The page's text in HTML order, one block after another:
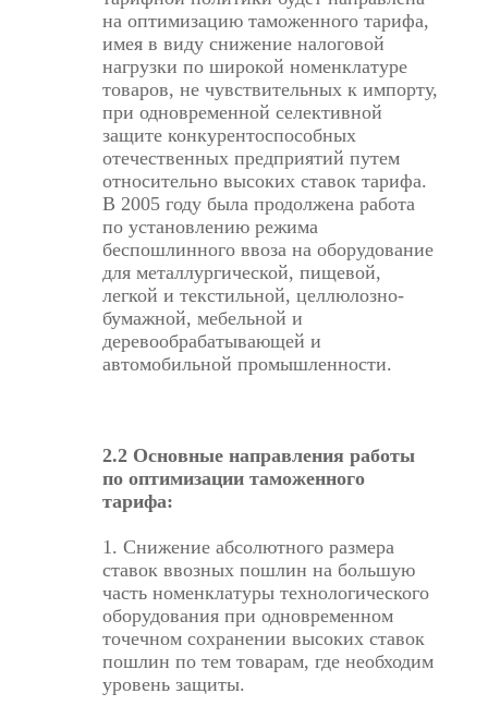
на оптимизацию таможенного тарифа,
имея в виду снижение налоговой
нагрузки по широкой номенклатуре
товаров, не чувствительных к импорту,
при одновременной селективной
защите конкурентоспособных
отечественных предприятий путем
относительно высоких ставок тарифа.
В 2005 году была продолжена работа
по установлению режима
беспошлинного ввоза на оборудование
для металлургической, пищевой,
легкой и текстильной, целлюлозно-
бумажной, мебельной и
деревообрабатывающей и
автомобильной промышленности.
2.2 Основные направления работы
по оптимизации таможенного
тарифа:
1. Снижение абсолютного размера
ставок ввозных пошлин на большую
часть номенклатуры технологического
оборудования при одновременном
точечном сохранении высоких ставок
пошлин по тем товарам, где необходим
уровень защиты.